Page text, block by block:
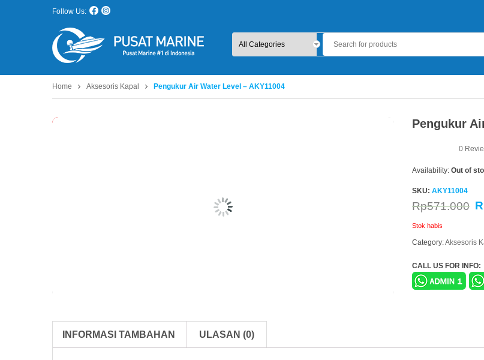
Follow Us:
Home Aksesoris Kapal Pengukur Air Water Level – AKY11004
Pengukur
0
Availability: Out of
SKU: AKY11004
Rp571.000
Stok habis
Category:Aksesoris
CALL US FOR INFO:
INFORMASI TAMBAHAN ULASAN (0)